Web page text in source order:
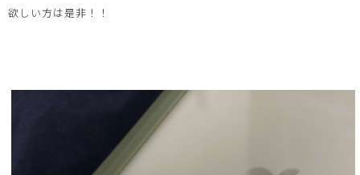
欲しい方は是非！！